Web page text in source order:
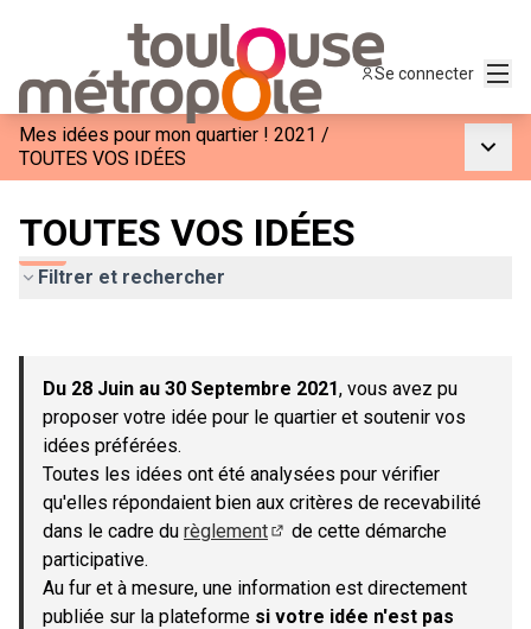
Se connecter
Mes idées pour mon quartier ! 2021 /
TOUTES VOS IDÉES
TOUTES VOS IDÉES
Filtrer et rechercher
−
Du 28 Juin au 30 Septembre 2021, vous avez pu
proposer votre idée pour le quartier et soutenir vos
idées préférées.
Toutes les idées ont été analysées pour vérifier
qu'elles répondaient bien aux critères de recevabilité
dans le cadre du règlement
de cette démarche
participative.
Au fur et à mesure, une information est directement
publiée sur la plateforme si votre idée n'est pas